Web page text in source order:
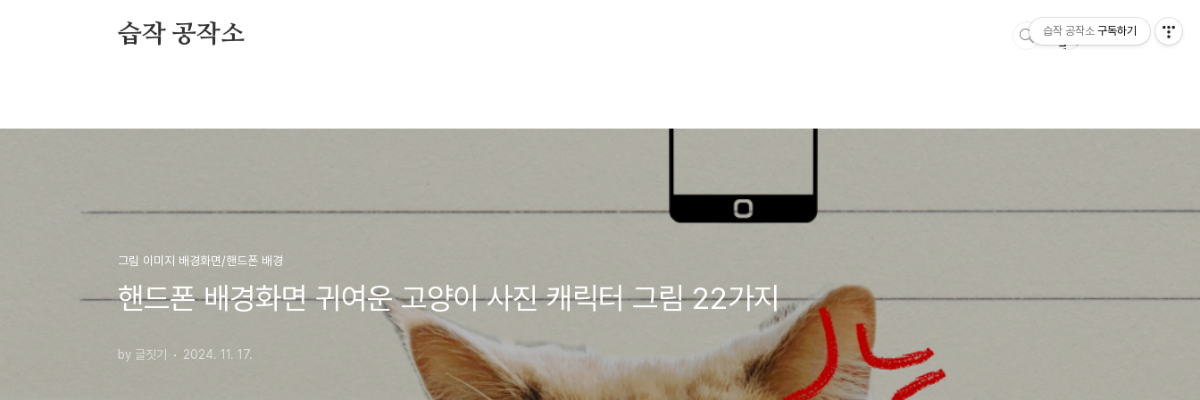
습작 공작소
그림 이미지 배경화면/핸드폰 배경
핸드폰 배경화면 귀여운 고양이 사진 캐릭터 그림 22가지
by 글짓기 2024. 11. 17.
습작 공작소 구독하기